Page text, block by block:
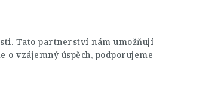
Tato partnerství nám umožňují
o vzájemný úspěch, podporujeme